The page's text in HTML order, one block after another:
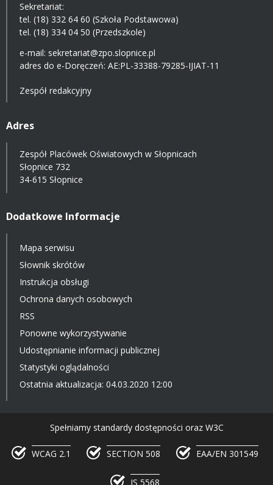
Sekretariat:
tel. (18) 332 64 60 (Szkoła Podstawowa)
tel. (18) 334 04 50 (Przedszkole)
e-mail: sekretariat@zpo.slopnice.pl
adres do e-Doręczeń: AE:PL-33388-79285-IJIAT-11
Zespół redakcyjny
Adres
Zespół Placówek Oświatowych w Słopnicach
Słopnice 732
34-615 Słopnice
Dodatkowe Informacje
Mapa serwisu
Słownik skrótów
Instrukcja obsługi
Ochrona danych osobowych
RSS
Ponowne wykorzystywanie
Udostępnianie informacji publicznej
Statystyki oglądalności
Ostatnia aktualizacja: 04.03.2020 12:00
Spełniamy standardy dostępności oraz W3C
WCAG 2.1 SECTION 508 EAA/EN 301549
IS 5568